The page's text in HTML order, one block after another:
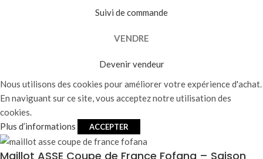
Suivi de commande
VENDRE
Devenir vendeur
Nous utilisons des cookies pour améliorer votre expérience d'achat.
En naviguant sur ce site, vous acceptez notre utilisation des
cookies.
Plus d’informations
ACCEPTER
Maillot ASSE Coupe de France Fofana – Saison